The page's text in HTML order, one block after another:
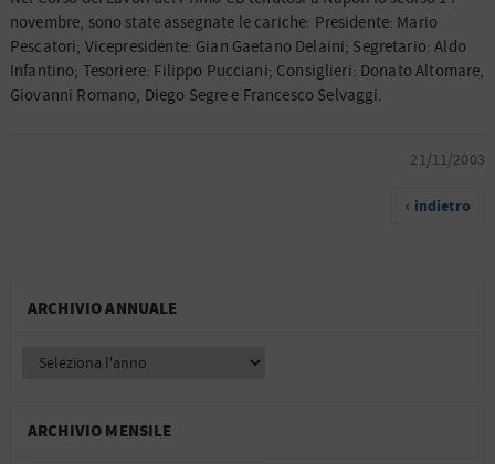
novembre, sono state assegnate le cariche: Presidente: Mario
Pescatori; Vicepresidente: Gian Gaetano Delaini; Segretario: Aldo
Infantino; Tesoriere: Filippo Pucciani; Consiglieri: Donato Altomare,
Giovanni Romano, Diego Segre e Francesco Selvaggi.
21/11/2003
‹ indietro
ARCHIVIO ANNUALE
ARCHIVIO MENSILE